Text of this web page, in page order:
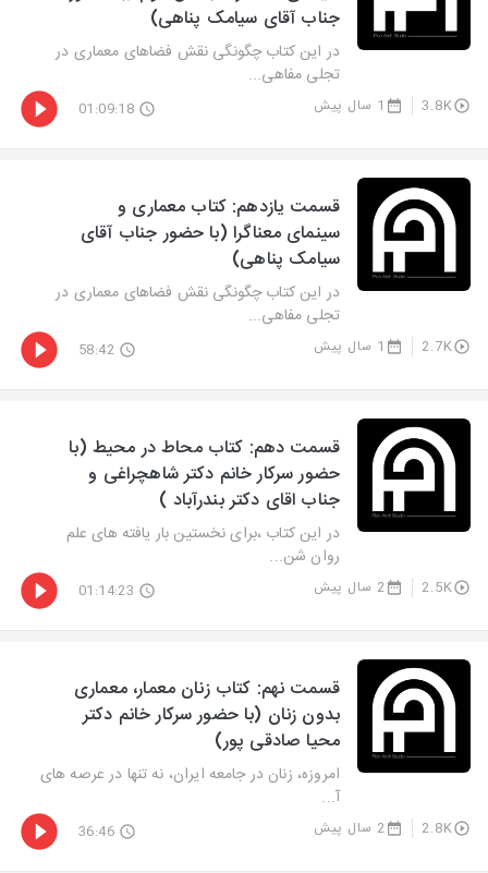
جناب آقای سیامک پناهی)
در این کتاب چگونگی نقش فضاهای معماری در
تجلی مفاهی...
3.8K 1 سال پیش 01:09:18
قسمت یازدهم: کتاب معماری و
سینمای معناگرا (با حضور جناب آقای
سیامک پناهی)
در این کتاب چگونگی نقش فضاهای معماری در
تجلی مفاهی...
2.7K 1 سال پیش 58:42
قسمت دهم: کتاب محاط در محیط (با
حضور سرکار خانم دکتر شاهچراغی و
جناب اقای دکتر بندرآباد )
در این کتاب ،برای نخستین بار یافته های علم
روان شن...
2.5K 2 سال پیش 01:14:23
قسمت نهم: کتاب زنان معمار، معماری
بدون زنان (با حضور سرکار خانم دکتر
محیا صادقی پور)
امروزه، زنان در جامعه ایران، نه تنها در عرصه های
آ...
2.8K 2 سال پیش 36:46